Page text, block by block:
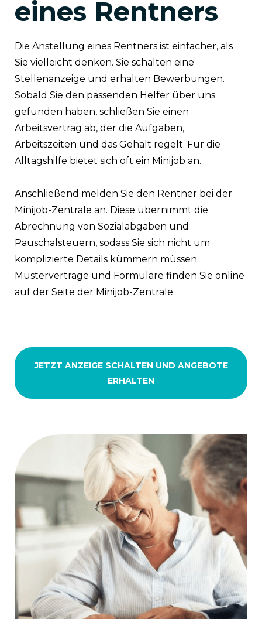
eines Rentners
Die Anstellung eines Rentners ist einfacher, als
Sie vielleicht denken. Sie schalten eine
Stellenanzeige und erhalten Bewerbungen.
Sobald Sie den passenden Helfer über uns
gefunden haben, schließen Sie einen
Arbeitsvertrag ab, der die Aufgaben,
Arbeitszeiten und das Gehalt regelt. Für die
Alltagshilfe bietet sich oft ein Minijob an.
Anschließend melden Sie den Rentner bei der
Minijob-Zentrale an. Diese übernimmt die
Abrechnung von Sozialabgaben und
Pauschalsteuern, sodass Sie sich nicht um
komplizierte Details kümmern müssen.
Musterverträge und Formulare finden Sie online
auf der Seite der Minijob-Zentrale.
JETZT ANZEIGE SCHALTEN UND ANGEBOTE
ERHALTEN